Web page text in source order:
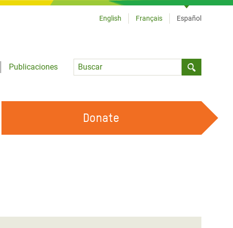
Publicaciones
Language
English Français Español
Donate